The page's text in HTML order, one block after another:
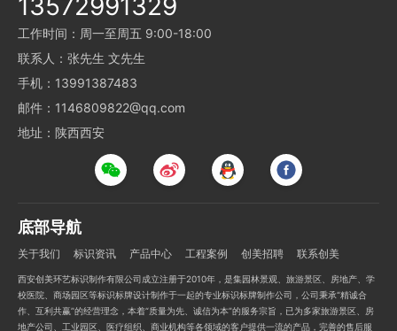
13572991329
工作时间：周一至周五 9:00-18:00
联系人：张先生 文先生
手机：13991387483
邮件：1146809822@qq.com
地址：陕西西安
底部导航
关于我们 标识资讯 产品中心 工程案例 创美招聘 联系创美
西安创美环艺标识制作有限公司成立注册于2010年，是集园林景观、旅游景区、房地产、学
校医院、商场园区等标识标牌设计制作于一起的专业标识标牌制作公司，公司秉承“精诚合
作、互利共赢”的经营理念，本着“质量为先、诚信为本”的服务宗旨，已为多家旅游景区、房
地产公司、工业园区、医疗组织、商业机构等各领域的客户提供一流的产品，完善的售后服